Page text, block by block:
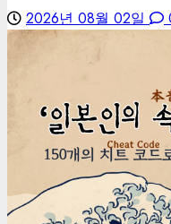
2026년 08월 02일